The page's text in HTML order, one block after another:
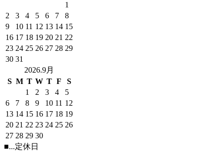
1
2
3 4 5 6 7
8
9
10 11 12 13 14 15
16 17 18 19 20 21 22
23 24 25 26 27 28 29
30 31
2026.9月
S M T W T F
S
1
2 3 4
5
6
7 8 9 10 11 12
13 14 15 16 17 18 19
20 21 22 23 24 25 26
27 28 29 30
■...定休日